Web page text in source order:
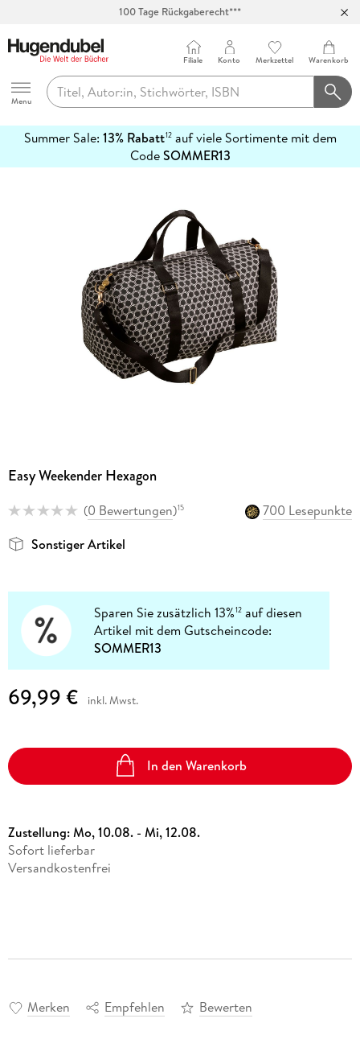
100 Tage Rückgaberecht***
Hugendubel
Menu
Filiale Konto Merkzettel Warenkorb
Summer Sale: 13% Rabatt12auf viele Sortimente mit dem
CodeSOMMER13
erfahren
Easy Weekender Hexagon
(0 Bewertungen)15
700 Lesepunkte
Sonstiger Artikel
Sparen Sie zusätzlich 13%12 auf diesen
Artikel mit dem Gutscheincode:
SOMMER13
69,99 € inkl. Mwst.
In den Warenkorb
Zustellung:Mo, 10.08. - Mi, 12.08.
Sofort lieferbar
Versandkostenfrei
Merken Empfehlen Bewerten